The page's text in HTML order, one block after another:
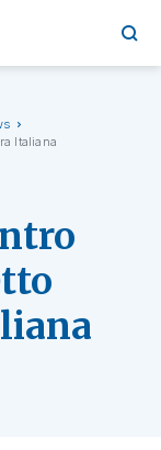
Italiana